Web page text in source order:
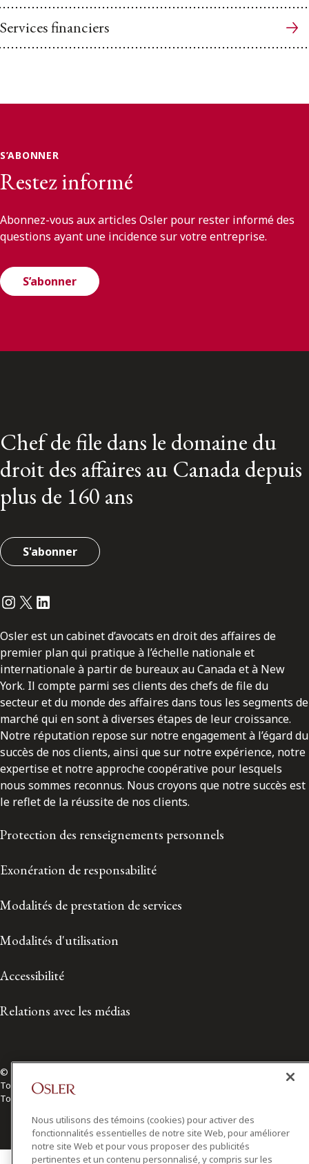
Services financiers
S’ABONNER
Restez informé
Abonnez-vous aux articles Osler pour rester informé des
questions ayant une incidence sur votre entreprise.
S’abonner
Chef de file dans le domaine du
droit des affaires au Canada depuis
plus de 160 ans
S'abonner
Instagram
Twitter
LinkedIn
Osler est un cabinet d’avocats en droit des affaires de
premier plan qui pratique à l’échelle nationale et
internationale à partir de bureaux au Canada et à New
York. Il compte parmi ses clients des chefs de file du
secteur et du monde des affaires dans tous les segments de
marché qui en sont à diverses étapes de leur croissance.
Notre réputation repose sur notre engagement à l’égard du
succès de nos clients, ainsi que sur notre expérience, notre
expertise et notre approche coopérative pour lesquels
nous sommes reconnus. Nous croyons que notre succès est
le reflet de la réussite de nos clients.
Protection des renseignements personnels
Exonération de responsabilité
Modalités de prestation de services
Modalités d'utilisation
Accessibilité
Relations avec les médias
© 2026 Osler, Hoskin & Harcourt S.E.N.C.R.L./s.r.l.
Tous droits réservés
Toronto | Montréal | Calgary | Vancouver | Ottawa | New York
Nous utilisons des témoins (cookies) pour activer des
fonctionnalités essentielles de notre site Web, pour améliorer
notre site Web et pour vous proposer des publicités
pertinentes et un contenu personnalisé, y compris sur les